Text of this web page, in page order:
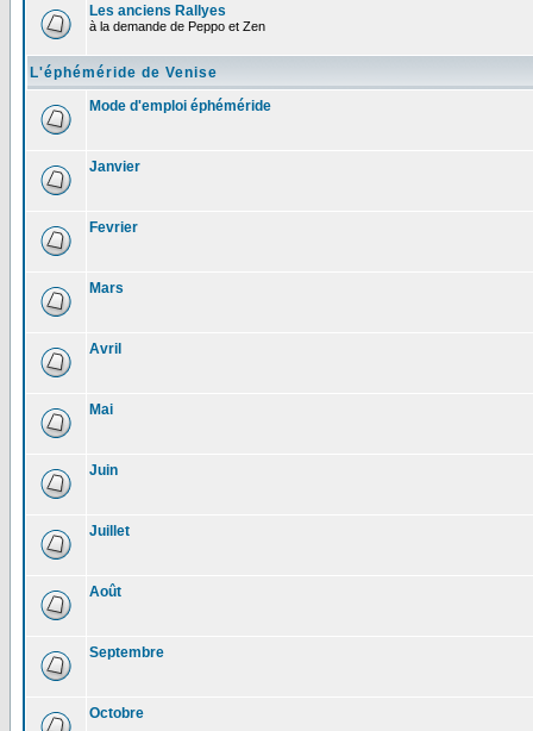
Les anciens Rallyes
à la demande de Peppo et Zen
L'éphéméride de Venise
Mode d'emploi éphéméride
Janvier
Fevrier
Mars
Avril
Mai
Juin
Juillet
Août
Septembre
Octobre